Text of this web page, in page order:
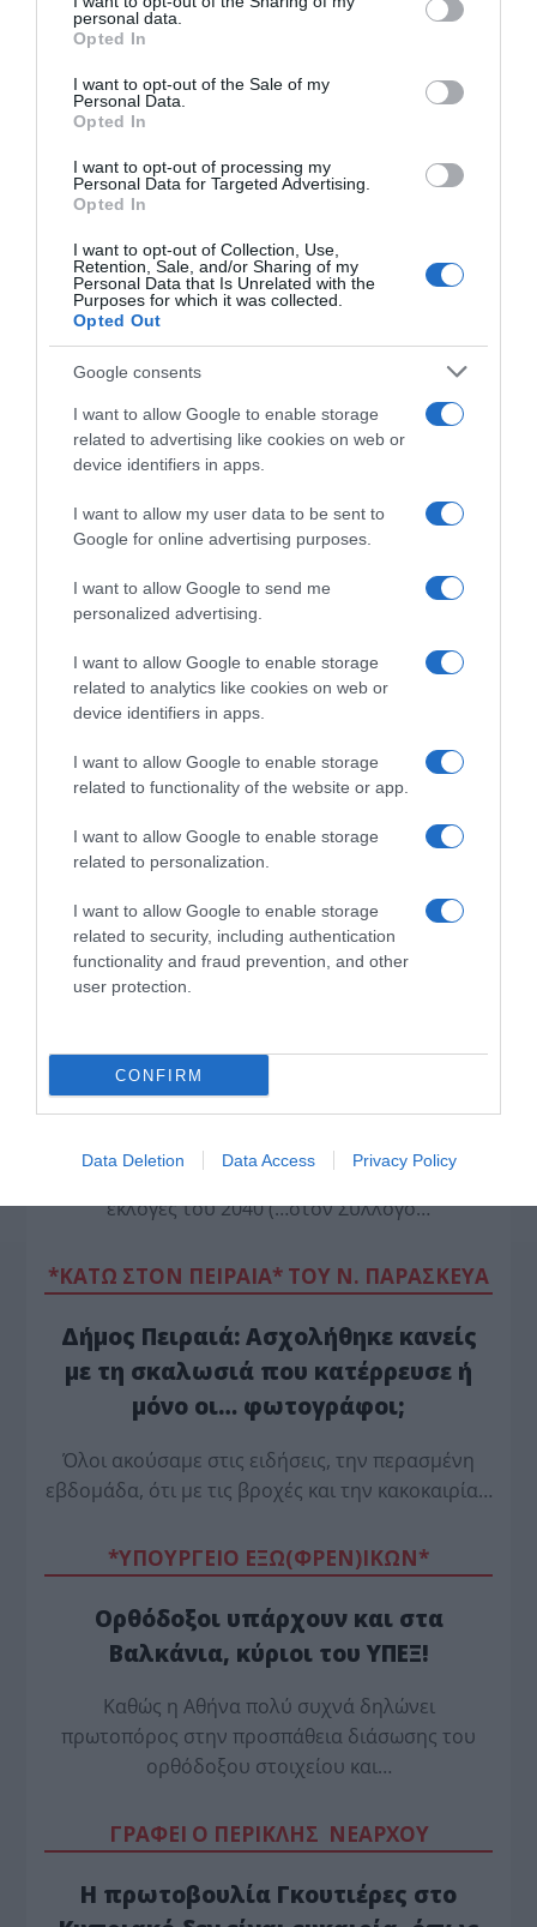
grant or deny consent to Google and its third-party tags to
use your data for below specified purposes in below Google
consent section.
personal data.
Opted In
I want to opt-out of the Sale of my
Personal Data.
Opted In
I want to opt-out of processing my
Personal Data for Targeted Advertising.
Opted In
I want to opt-out of Collection, Use,
Retention, Sale, and/or Sharing of my
Personal Data that Is Unrelated with the
Purposes for which it was collected.
Opted Out
Google consents
I want to allow Google to enable storage
related to advertising like cookies on web or
device identifiers in apps.
I want to allow my user data to be sent to
Google for online advertising purposes.
I want to allow Google to send me
personalized advertising.
I want to allow Google to enable storage
related to analytics like cookies on web or
device identifiers in apps.
I want to allow Google to enable storage
related to functionality of the website or app.
I want to allow Google to enable storage
related to personalization.
I want to allow Google to enable storage
related to security, including authentication
functionality and fraud prevention, and other
user protection.
CONFIRM
Data Deletion Data Access Privacy Policy
ΔΙΑΒΆΣΤΕ ΣΤΟ «Π»
*ΤΑ ΆΝΘΗ ΤΟΥ ΚΑΚΟΎ*
Ελλάδα του 2030, ο Ανδρουλάκης για
εκείνη του 2035, ώρα είναι να βγει κι
ο Βελόπουλος…
…να πει ότι στόχος του είναι η πρωτιά στις
εκλογές του 2040 (…στον Σύλλογο…
*ΚΑΤΩ ΣΤΟΝ ΠΕΙΡΑΙΑ* ΤΟΥ Ν. ΠΑΡΑΣΚΕΥΑ
Δήμος Πειραιά: Ασχολήθηκε κανείς
με τη σκαλωσιά που κατέρρευσε ή
μόνο οι… φωτογράφοι;
Όλοι ακούσαμε στις ειδήσεις, την περασμένη
εβδομάδα, ότι με τις βροχές και την κακοκαιρία…
*ΥΠΟΥΡΓΕΙΟ ΕΞΩ(ΦΡΕΝ)ΙΚΩΝ*
Ορθόδοξοι υπάρχουν και στα
Βαλκάνια, κύριοι του ΥΠΕΞ!
Καθώς η Αθήνα πολύ συχνά δηλώνει
πρωτοπόρος στην προσπάθεια διάσωσης του
ορθόδοξου στοιχείου και…
ΓΡΑΦΕΙ Ο ΠΕΡΙΚΛΗΣ ΝΕΑΡΧΟΥ
Η πρωτοβουλία Γκουτιέρες στο